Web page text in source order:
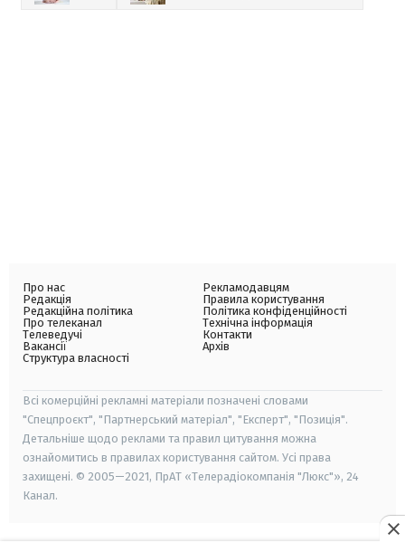
Про нас
Редакція
Редакційна політика
Про телеканал
Телеведучі
Вакансії
Структура власності
Рекламодавцям
Правила користування
Політика конфіденційності
Технічна інформація
Контакти
Архів
Всі комерційні рекламні матеріали позначені словами
"Спецпроєкт", "Партнерський матеріал", "Експерт", "Позиція".
Детальніше щодо реклами та правил цитування можна
ознайомитись в правилах користування сайтом. Усі права
захищені. © 2005—2021, ПрАТ «Телерадіокомпанія "Люкс"», 24
Канал.